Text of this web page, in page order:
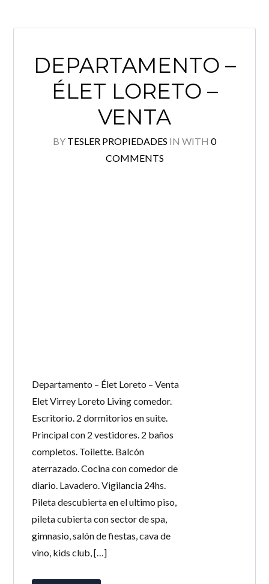
DEPARTAMENTO –
ÉLET LORETO –
VENTA
BY TESLER PROPIEDADES IN WITH 0
COMMENTS
Departamento – Élet Loreto – Venta
Elet Virrey Loreto Living comedor.
Escritorio. 2 dormitorios en suite.
Principal con 2 vestidores. 2 baños
completos. Toilette. Balcón
aterrazado. Cocina con comedor de
diario. Lavadero. Vigilancia 24hs.
Pileta descubierta en el ultimo piso,
pileta cubierta con sector de spa,
gimnasio, salón de fiestas, cava de
vino, kids club, […]